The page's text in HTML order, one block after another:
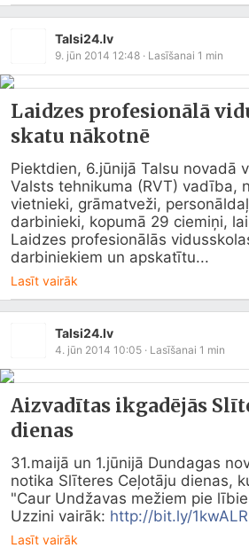
Talsi24.lv
9. jūn 2014 12:48 · Lasīšanai 1 min
Laidzes profesionālā
skatu nākotnē
Piektdien, 6.jūnijā Talsu novadā
Valsts tehnikuma (RVT) vadība,
vietnieki, grāmatveži,
darbinieki, kopumā 29 ciemiņi,
Laidzes profesionālās
darbiniekiem un apskatītu...
Lasīt vairāk
Talsi24.lv
4. jūn 2014 10:05 · Lasīšanai 1 min
Aizvadītas ikgadējās
dienas
31.maijā un 1.jūnijā Dundagas
notika Slīteres Ceļotāju dienas,
"Caur Undžavas mežiem pie
Uzzini vairāk: http://bit.ly/
Lasīt vairāk